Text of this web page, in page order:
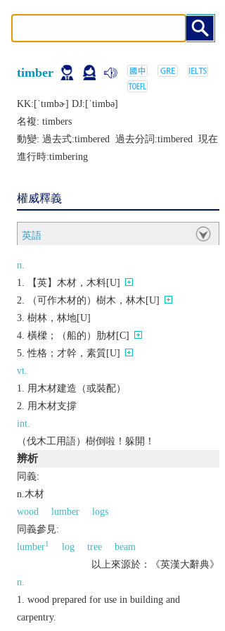
timber
KK:[ˈtɪmbɚ] DJ:[ˈtimbǝ]
名複: timbers
動變: 過去式:timbered 過去分詞:timbered 現在
進行時:timbering
權威釋義
英語
n.
【英】木材，木料[U]
（可作木材的）樹木，林木[U]
樹林，林地[U]
橫樑；（船的）肋材[C]
性格；才幹，素質[U]
vt.
用木材建造（或裝配）
用木材支撐
int.
（伐木工用語）樹倒啦！躲開！
辨析
同義:
n.木材
wood
lumber
logs
同義參見:
lumber1 log tree
beam
以上來源於：《英漢大辭典》
n.
wood prepared for use in building and
carpentry.